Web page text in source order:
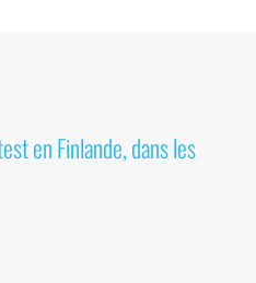
en Finlande, dans les